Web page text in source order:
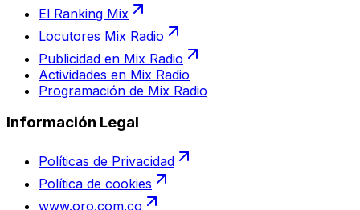
El Ranking Mix
Locutores Mix Radio
Publicidad en Mix Radio
Actividades en Mix Radio
Programación de Mix Radio
Información Legal
Políticas de Privacidad
Política de cookies
www.oro.com.co